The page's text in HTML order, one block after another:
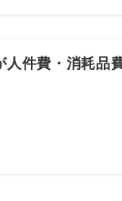
人件費・消耗